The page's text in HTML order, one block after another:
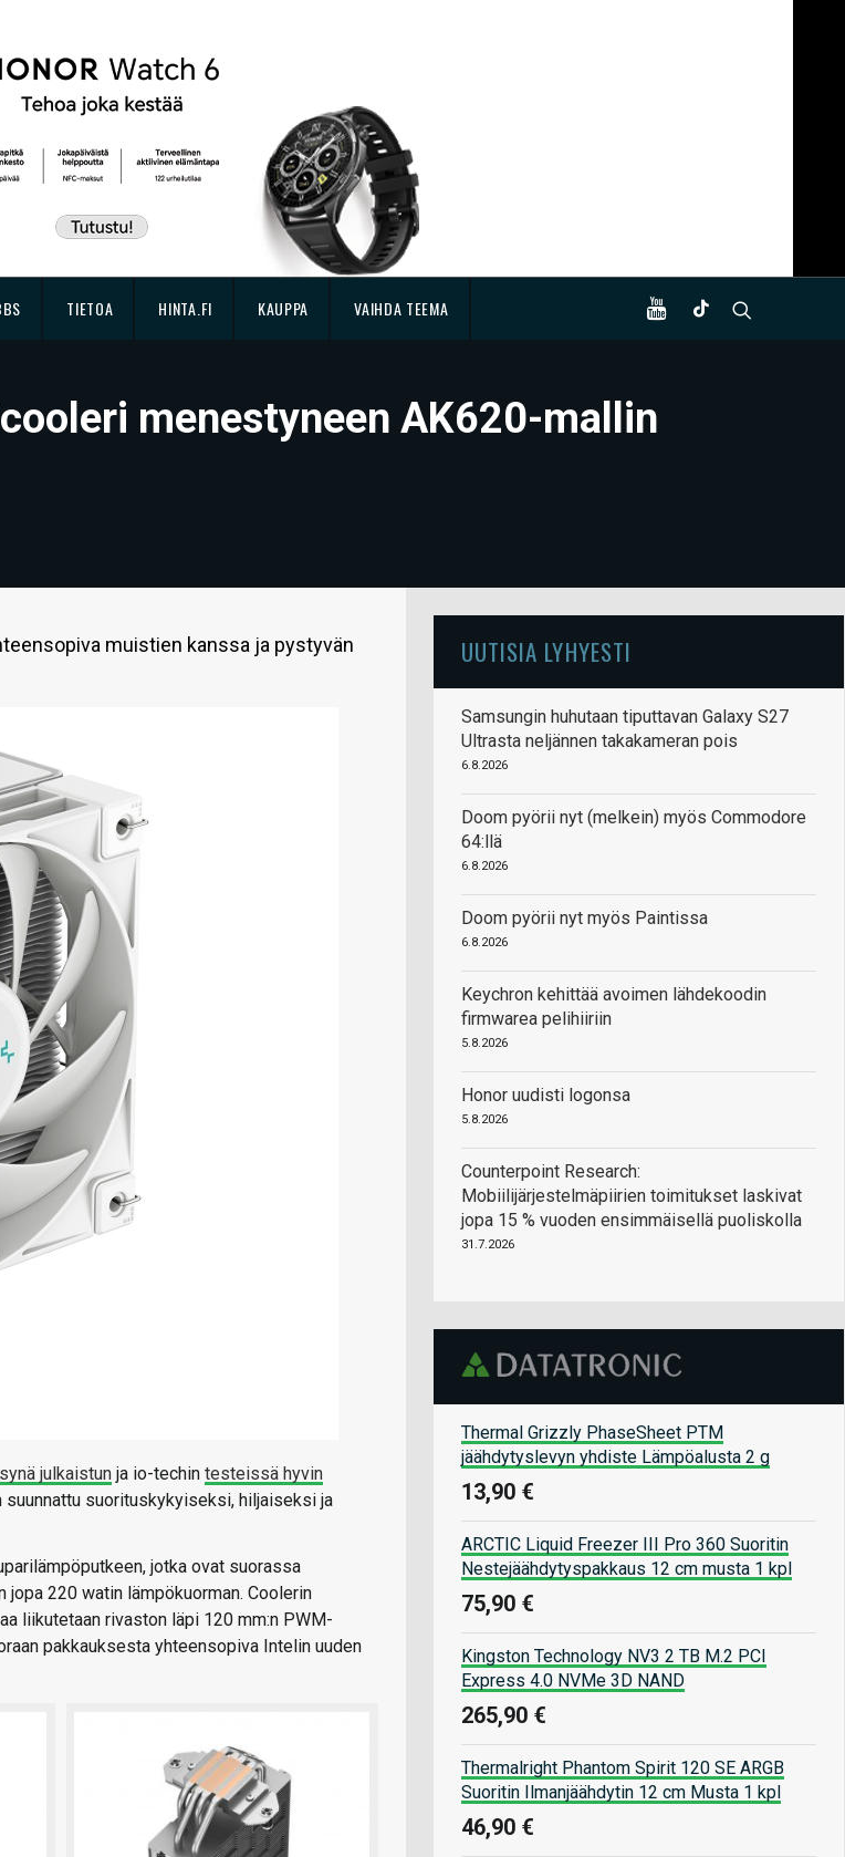
TIETOA HINTA.FI KAUPPA VAIHDA TEEMA
menestyneen AK620-mallin
muistien kanssa ja pystyvän
julkaistun ja io-techin testeissä hyvin
suunnattu suorituskykyiseksi, hiljaiseksi ja
jotka ovat suorassa
220 watin lämpökuorman. Coolerin
liikutetaan rivaston läpi 120 mm:n PWM-
pakkauksesta yhteensopiva Intelin uuden
UUTISIA LYHYESTI
Samsungin huhutaan tiputtavan Galaxy S27
Ultrasta neljännen takakameran pois
6.8.2026
Doom pyörii nyt (melkein) myös Commodore
64:llä
6.8.2026
Doom pyörii nyt myös Paintissa
6.8.2026
Keychron kehittää avoimen lähdekoodin
firmwarea pelihiiriin
5.8.2026
Honor uudisti logonsa
5.8.2026
Counterpoint Research:
Mobiilijärjestelmäpiirien toimitukset laskivat
jopa 15 % vuoden ensimmäisellä puoliskolla
31.7.2026
Thermal Grizzly PhaseSheet PTM
jäähdytyslevyn yhdiste Lämpöalusta 2 g
13,90 €
ARCTIC Liquid Freezer III Pro 360 Suoritin
Nestejäähdytyspakkaus 12 cm musta 1 kpl
75,90 €
Kingston Technology NV3 2 TB M.2 PCI
Express 4.0 NVMe 3D NAND
265,90 €
Thermalright Phantom Spirit 120 SE ARGB
Suoritin Ilmanjäähdytin 12 cm Musta 1 kpl
46,90 €